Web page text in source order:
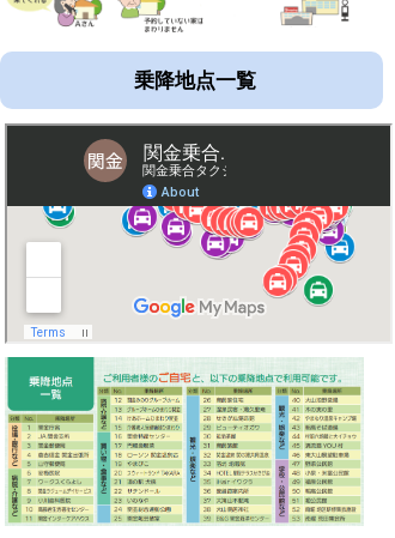
乗降地点一覧